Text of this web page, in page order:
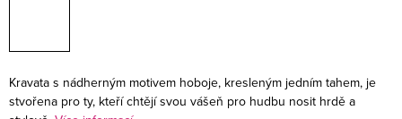
Kravata s nádherným motivem hoboje, kresleným jedním tahem, je
stvořena pro ty, kteří chtějí svou vášeň pro hudbu nosit hrdě a